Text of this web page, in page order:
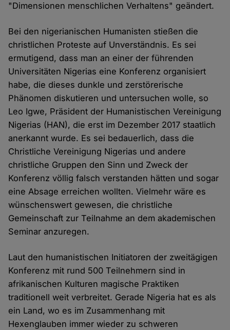
"Dimensionen menschlichen Verhaltens" geändert.
Bei den nigerianischen Humanisten stießen die
christlichen Proteste auf Unverständnis. Es sei
ermutigend, dass man an einer der führenden
Universitäten Nigerias eine Konferenz organisiert
habe, die dieses dunkle und zerstörerische
Phänomen diskutieren und untersuchen wolle, so
Leo Igwe, Präsident der Humanistischen Vereinigung
Nigerias (HAN), die erst im Dezember 2017 staatlich
anerkannt wurde. Es sei bedauerlich, dass die
Christliche Vereinigung Nigerias und andere
christliche Gruppen den Sinn und Zweck der
Konferenz völlig falsch verstanden hätten und sogar
eine Absage erreichen wollten. Vielmehr wäre es
wünschenswert gewesen, die christliche
Gemeinschaft zur Teilnahme an dem akademischen
Seminar anzuregen.
Laut den humanistischen Initiatoren der zweitägigen
Konferenz mit rund 500 Teilnehmern sind in
afrikanischen Kulturen magische Praktiken
traditionell weit verbreitet. Gerade Nigeria hat es als
ein Land, wo es im Zusammenhang mit
Hexenglauben immer wieder zu schweren